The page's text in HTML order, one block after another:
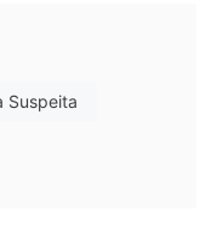
negociação
dos
Suspeita